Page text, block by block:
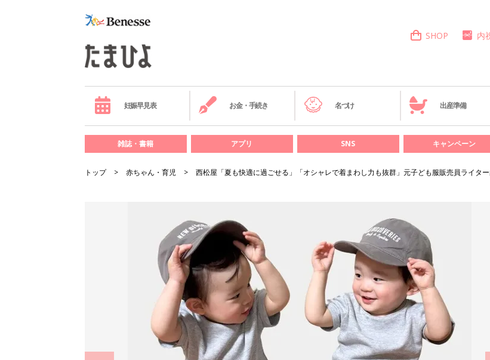
SHOP 内
妊娠早見表 お金・手続き 名づけ 出産準備
雑誌・書籍 アプリ SNS キャンペーン
トップ 赤ちゃん・育児 西松屋「夏も快適に過ごせる」「オシャレで着まわし力も抜群」元子ども服販売員ライタ